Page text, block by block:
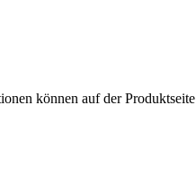
können auf der Produktseite